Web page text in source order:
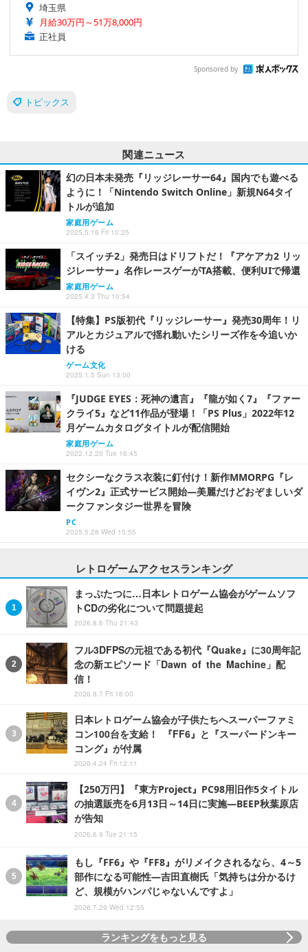
埼玉県
月給30万円～51万8,000円
正社員
Sponsored by
トピックス
関連ニュース
幻の日本未発売『リッジレーサー64』国内でも遊べる
ように！「Nintendo Switch Online」新規N64タイ
トルが追加
家庭用ゲーム
2025.5.16 Fri 10:25
「スイッチ2」発売日はドリフトだ！『アケアカ2 リッ
ジレーサー』名作レースゲーがTA搭載、便利UIで帰還
家庭用ゲーム
2025.4.3 Thu 10:54
【特集】PS版初代『リッジレーサー』発売30周年！リ
アルとカジュアルで揺れ動いたシリーズ作を今追いか
ける
ゲーム文化
2025.1.5 Sun 13:00
『JUDGE EYES：死神の遺言』『龍が如く7』『ファー
クライ5』など11作品が登場！「PS Plus」2022年12
月ゲームカタログタイトルが配信開始
家庭用ゲーム
2022.12.20 Tue 16:45
セクシーなクラス衣装に釘付け！新作MMORPG『レ
イヴン2』正式サービス開始―美麗だけどおぞましいダ
ークファンタジー世界を冒険
PC
2025.5.28 Wed 15:55
レトロゲームアクセスランキング
まっぷたつに…日本レトロゲーム協会がゲームソフ
トCDの劣化について問題提起
2026.8.6 Thu 21:43
フル3DFPSの元祖である初代『Quake』に30周年記
念の新エピソード「Dawn of the Machine」配
信！
2026.8.7 Fri 16:00
日本レトロゲーム協会が子供たちへスーパーファミ
コン100台を支給！ 『FF6』と『スーパードンキー
コング』が付属
2020.4.24 Fri 12:11
【250万円】『東方Project』PC98用旧作5タイトル
の抽選販売を6月13日～14日に実施―BEEP秋葉原店
が告知
2026.6.9 Tue 21:15
もし『FF6』や『FF8』がリメイクされるなら、4～5
部作になる可能性―吉田直樹氏「気持ちは分かるけ
ど、規模がハンパじゃないんですよ」
2026.7.29 Wed 12:55
ランキングをもっと見る